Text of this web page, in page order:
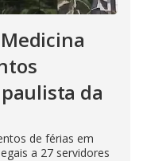
da
de férias em
a 27 servidores